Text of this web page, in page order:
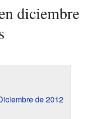
de 2012